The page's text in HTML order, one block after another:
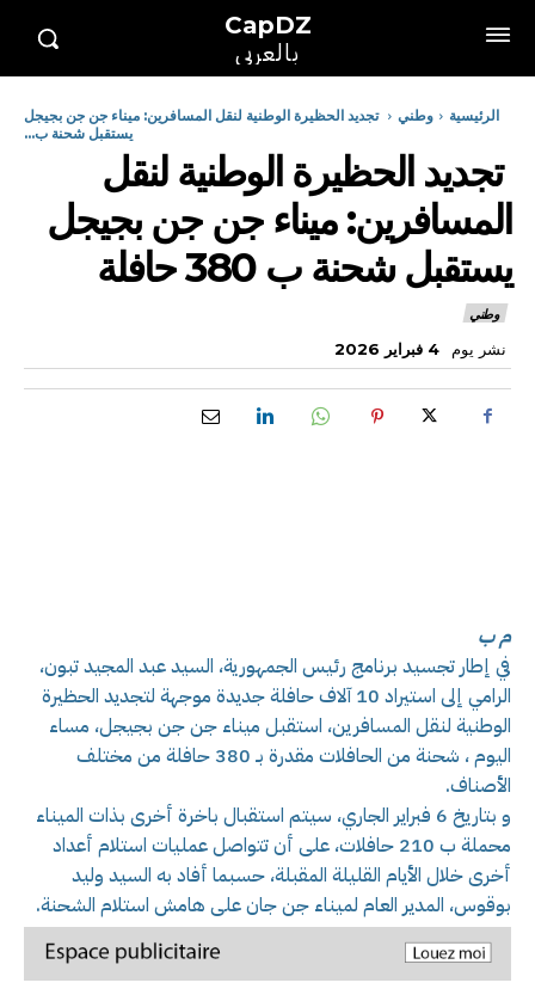
CapDZ
بالعربي
الرئيسية وطني
تجديد الحظيرة الوطنية لنقل المسافرين: ميناء جن جن بجيجل
يستقبل شحنة ب...
تجديد الحظيرة الوطنية لنقل
المسافرين: ميناء جن جن بجيجل
يستقبل شحنة ب 380 حافلة
وطني
نشر يوم 4 فبراير 2026
م ب
في إطار تجسيد برنامج رئيس الجمهورية، السيد عبد المجيد تبون،
الرامي إلى استيراد 10 آلاف حافلة جديدة موجهة لتجديد الحظيرة
الوطنية لنقل المسافرين، استقبل ميناء جن جن بجيجل، مساء
اليوم ، شحنة من الحافلات مقدرة بـ 380 حافلة من مختلف
الأصناف.
و بتاريخ 6 فبراير الجاري، سيتم استقبال باخرة أخرى بذات الميناء
محملة ب 210 حافلات، على أن تتواصل عمليات استلام أعداد
أخرى خلال الأيام القليلة المقبلة، حسبما أفاد به السيد وليد
بوقوس، المدير العام لميناء جن جان على هامش استلام الشحنة.